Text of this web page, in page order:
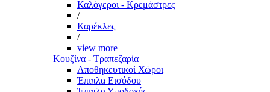
Καλόγεροι - Κρεμάστρες
/
Καρέκλες
/
view more
Κουζίνα - Τραπεζαρία
Αποθηκευτικοί Χώροι
Έπιπλα Εισόδου